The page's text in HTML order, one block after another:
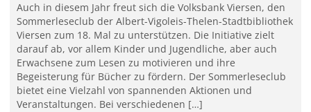
Auch in diesem Jahr freut sich die Volksbank Viersen, den
Sommerleseclub der Albert-Vigoleis-Thelen-Stadtbibliothek
Viersen zum 18. Mal zu unterstützen. Die Initiative zielt
darauf ab, vor allem Kinder und Jugendliche, aber auch
Erwachsene zum Lesen zu motivieren und ihre
Begeisterung für Bücher zu fördern. Der Sommerleseclub
bietet eine Vielzahl von spannenden Aktionen und
Veranstaltungen. Bei verschiedenen […]